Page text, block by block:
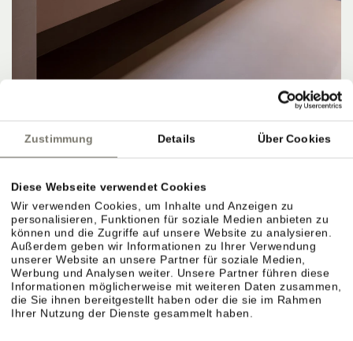
Zustimmung Details Über Cookies
Diese Webseite verwendet Cookies
Wir verwenden Cookies, um Inhalte und Anzeigen zu
personalisieren, Funktionen für soziale Medien anbieten zu
können und die Zugriffe auf unsere Website zu analysieren.
Außerdem geben wir Informationen zu Ihrer Verwendung
unserer Website an unsere Partner für soziale Medien,
Werbung und Analysen weiter. Unsere Partner führen diese
Informationen möglicherweise mit weiteren Daten zusammen,
die Sie ihnen bereitgestellt haben oder die sie im Rahmen
Ihrer Nutzung der Dienste gesammelt haben.
APARTMENTS, PREISE & LEISTUNGEN
Apartments & Preiskategorien im Überblick.
Verschiedene Größen für unterschiedliche
Bedürfnisse. Preise richten sich nach Saison,
Größe und Ausstattung.